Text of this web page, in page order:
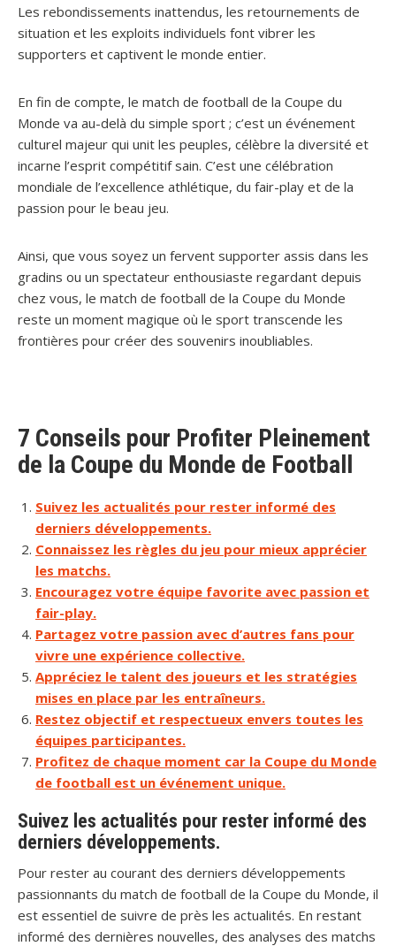
Les rebondissements inattendus, les retournements de
situation et les exploits individuels font vibrer les
supporters et captivent le monde entier.
En fin de compte, le match de football de la Coupe du
Monde va au-delà du simple sport ; c’est un événement
culturel majeur qui unit les peuples, célèbre la diversité et
incarne l’esprit compétitif sain. C’est une célébration
mondiale de l’excellence athlétique, du fair-play et de la
passion pour le beau jeu.
Ainsi, que vous soyez un fervent supporter assis dans les
gradins ou un spectateur enthousiaste regardant depuis
chez vous, le match de football de la Coupe du Monde
reste un moment magique où le sport transcende les
frontières pour créer des souvenirs inoubliables.
7 Conseils pour Profiter Pleinement
de la Coupe du Monde de Football
Suivez les actualités pour rester informé des
derniers développements.
Connaissez les règles du jeu pour mieux apprécier
les matchs.
Encouragez votre équipe favorite avec passion et
fair-play.
Partagez votre passion avec d’autres fans pour
vivre une expérience collective.
Appréciez le talent des joueurs et les stratégies
mises en place par les entraîneurs.
Restez objectif et respectueux envers toutes les
équipes participantes.
Profitez de chaque moment car la Coupe du Monde
de football est un événement unique.
Suivez les actualités pour rester informé des
derniers développements.
Pour rester au courant des derniers développements
passionnants du match de football de la Coupe du Monde, il
est essentiel de suivre de près les actualités. En restant
informé des dernières nouvelles, des analyses des matchs